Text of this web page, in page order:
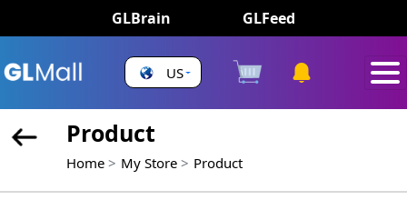
GLBrain GLFeed
US
Product
Home My Store Product